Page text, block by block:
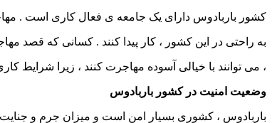
کشور باربادوس دارای یک جامعه ی فعال کاری است .
به راحتی در این کشور ، کار پیدا کنند . کسانی که قصد
، می توانند با خیالی آسوده مهاجرت کنند ، زیرا شرایط
وضعیت امنیت در کشور باربادوس
باربادوس ، کشوری بسیار امن است و میزان جرم و